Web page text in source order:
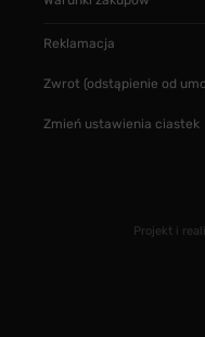
Reklamacja
Zwrot (odstąpienie od
Zmień ustawienia ciastek
Projekt i